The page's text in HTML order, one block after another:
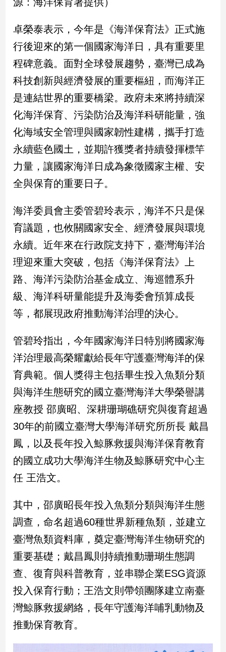
病
專
區
南
台
灣
觀
南
台
灣
觀
點
娛
樂
娛
星
聞
流
行/
尚
追
生
建
築/
室
內
設
旅
遊/
美
食
星
命
理
消
費
健
卓榮泰表示，今年是《海洋保育法》正式施
行後迎來的第一個國家海洋日，具有重要里
程碑意義。面對全球發展趨勢，臺灣已成為
科技創新與經濟發展的重要樞紐，而海洋正
是連結世界的重要橋梁。政府未來將持續深
化海洋保育、污染防治及海洋科研能量，強
化海域安全管理與國家韌性建構，攜手打造
永續藍色國土，並期許獲獎者持續發揮標竿
力量，讓國家海洋日成為象徵國家主權、安
全與保育的重要日子。
海洋委員會主委管碧玲表示，海洋不只是保
育議題，也攸關國家安全、經濟發展與環境
永續。近年來在行政院支持下，臺灣海洋治
理迎來重大突破，包括《海洋保育法》上
路、海洋污染防治基金成立、海巡體系升
級、海洋科研量能提升及海委會預算成長
等，都展現政府推動海洋治理的決心。
管碧玲指出，今年國家海洋日特別將國家海
洋治理最高榮耀獻給長年守護臺灣海洋的保
育典範。個人獎得主包括畢生投入魚類分類
與海洋生態研究的國立臺灣海洋大學榮譽講
座教授 邵廣昭、深耕珊瑚礁研究與復育超過
30年的前國立臺灣大學海洋研究所所長 戴昌
鳳，以及長年投入鯨豚救援與海洋保育教育
的國立成功大學海洋生物及鯨豚研究中心主
任 王浩文。
其中，邵廣昭長年投入魚類分類與海洋生態
調查，命名超過60種世界新種魚類，並建立
臺灣魚類資料庫，奠定臺灣海洋生物研究的
重要基礎；戴昌鳳則持續推動珊瑚生態調
查、復育與科普教育，並串聯企業ESG資源
投入保育行動；王浩文則帶領團隊建立南臺
灣鯨豚救援網絡，長年守護海洋哺乳動物及
推動保育教育。